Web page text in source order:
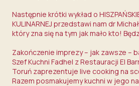
Następnie krótki wykład o
KULINARNEJ przedstawi nam dr
który zna się na tym jak mało kto!
Zakończenie imprezy – jak zawsze –
Szef Kuchni Fadhel z Restauracji El
Toruń zaprezentuje live cooking na
Razem posmakujemy kuchni w jego